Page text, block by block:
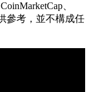
、
參考，並不構成任